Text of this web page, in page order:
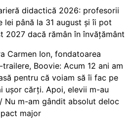
didactică 2026: profesorii
lei până la 31 august și îi pot
2027 dacă rămân în învățământ
Carmen Ion, fondatoarea
Boovie: Acum 12 ani am
pentru că voiam să îi fac pe
ușor cărți. Apoi, elevii m-au
Nu m-am gândit absolut deloc
major